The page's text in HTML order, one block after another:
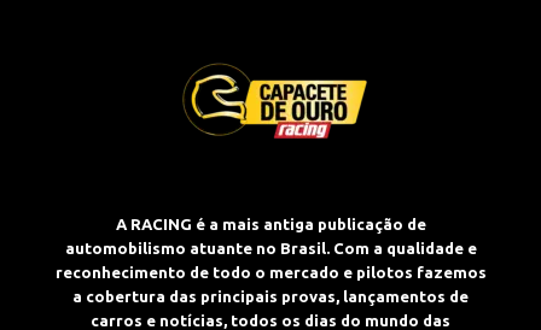
A RACING é a mais antiga publicação de
automobilismo atuante no Brasil. Com a qualidade e
reconhecimento de todo o mercado e pilotos fazemos
a cobertura das principais provas, lançamentos de
carros e notícias, todos os dias do mundo das